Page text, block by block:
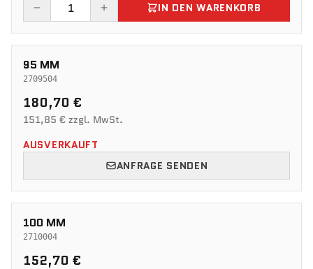
IN DEN WARENKORB
95 MM
2709504
180,70 €
151,85 € zzgl. MwSt.
AUSVERKAUFT
ANFRAGE SENDEN
100 MM
2710004
152,70 €